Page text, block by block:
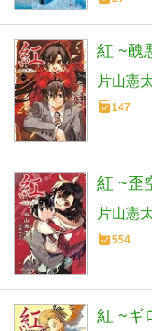
紅 ~醜
片山憲
147
紅 ~歪
片山憲
554
紅 ~ギ